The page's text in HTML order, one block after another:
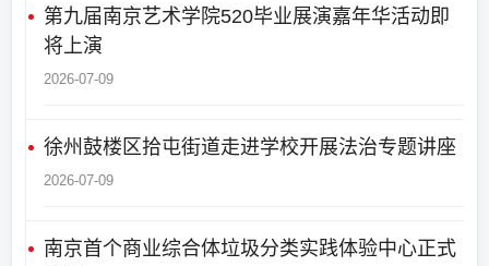
第九届南京艺术学院520毕业展演嘉年华活动即
将上演
2026-07-09
徐州鼓楼区拾屯街道走进学校开展法治专题讲座
2026-07-09
南京首个商业综合体垃圾分类实践体验中心正式